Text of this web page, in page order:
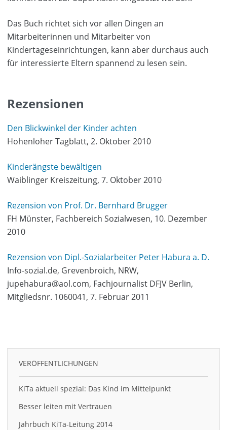
Das Buch richtet sich vor allen Dingen an
Mitarbeiterinnen und Mitarbeiter von
Kindertageseinrichtungen, kann aber durchaus auch
für interessierte Eltern spannend zu lesen sein.
Rezensionen
Den Blickwinkel der Kinder achten
Hohenloher Tagblatt, 2. Oktober 2010
Kinderängste bewältigen
Waiblinger Kreiszeitung, 7. Oktober 2010
Rezension von Prof. Dr. Bernhard Brugger
FH Münster, Fachbereich Sozialwesen, 10. Dezember
2010
Rezension von Dipl.-Sozialarbeiter Peter Habura a. D.
Info-sozial.de, Grevenbroich, NRW,
jupehabura@aol.com, Fachjournalist DFJV Berlin,
Mitgliedsnr. 1060041, 7. Februar 2011
VERÖFFENTLICHUNGEN
KiTa aktuell spezial: Das Kind im Mittelpunkt
Besser leiten mit Vertrauen
Jahrbuch KiTa-Leitung 2014